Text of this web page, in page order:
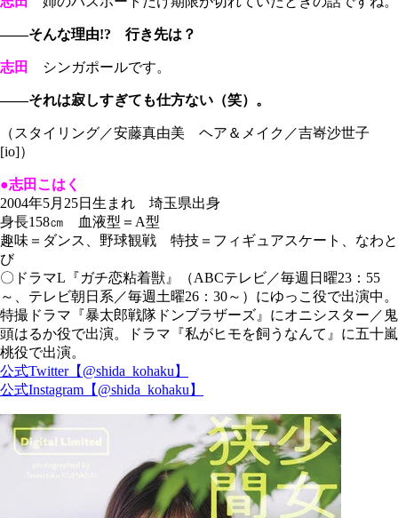
――そんな理由!? 行き先は？
志田 シンガポールです。
――それは寂しすぎても仕方ない（笑）。
（スタイリング／安藤真由美 ヘア＆メイク／吉㟢沙世子
[io]）
●志田こはく
2004年5月25日生まれ 埼玉県出身
身長158㎝ 血液型＝A型
趣味＝ダンス、野球観戦 特技＝フィギュアスケート、なわと
び
〇ドラマL『ガチ恋粘着獣』（ABCテレビ／毎週日曜23：55
～、テレビ朝日系／毎週土曜26：30～）にゆっこ役で出演中。
特撮ドラマ『暴太郎戦隊ドンブラザーズ』にオニシスター／鬼
頭はるか役で出演。ドラマ『私がヒモを飼うなんて』に五十嵐
桃役で出演。
公式Twitter【@shida_kohaku】
公式Instagram【@shida_kohaku】